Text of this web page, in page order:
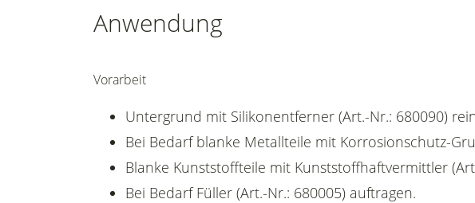
Anwendung
Vorarbeit
Untergrund mit Silikonentferner (Art.-Nr.: 680090)
Bei Bedarf blanke Metallteile mit Korrosionschutz-
Blanke Kunststoffteile mit Kunststoffhaftvermittler
Bei Bedarf Füller (Art.-Nr.: 680005) auftragen.